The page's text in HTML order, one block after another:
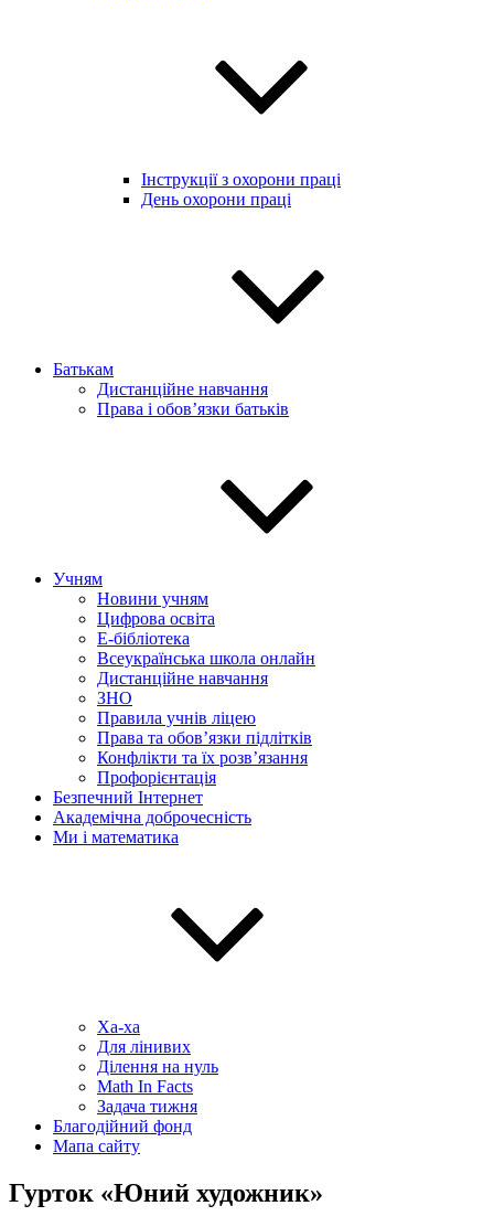
Інструкції з охорони праці
День охорони праці
Батькам
Дистанційне навчання
Права і обов’язки батьків
Учням
Новини учням
Цифрова освіта
E-бібліотека
Всеукраїнська школа онлайн
Дистанційне навчання
ЗНО
Правила учнів ліцею
Права та обов’язки підлітків
Конфлікти та їх розв’язання
Профорієнтація
Безпечний Інтернет
Академічна доброчесність
Ми і математика
Ха-ха
Для лінивих
Ділення на нуль
Math In Facts
Задача тижня
Благодійний фонд
Мапа сайту
Гурток «Юний художник»